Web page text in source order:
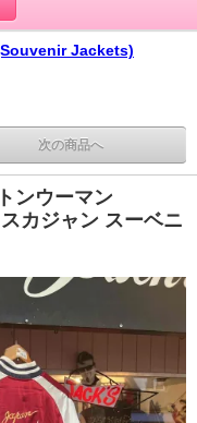
Jackets)
次の商品へ
ンウーマン
カジャン スーベニ